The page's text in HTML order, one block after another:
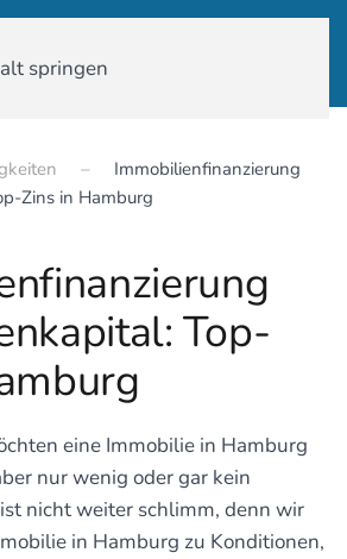
springen
Immobilienfinanzierung
Zins in Hamburg
Top-
eine Immobilie in Hamburg
nur wenig oder gar kein
nicht weiter schlimm, denn wir
in Hamburg zu Konditionen,